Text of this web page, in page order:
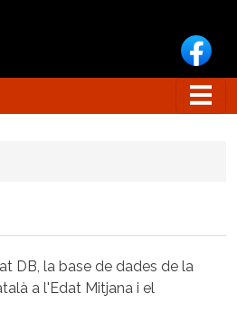
DB, la base de dades de la
a l'Edat Mitjana i el